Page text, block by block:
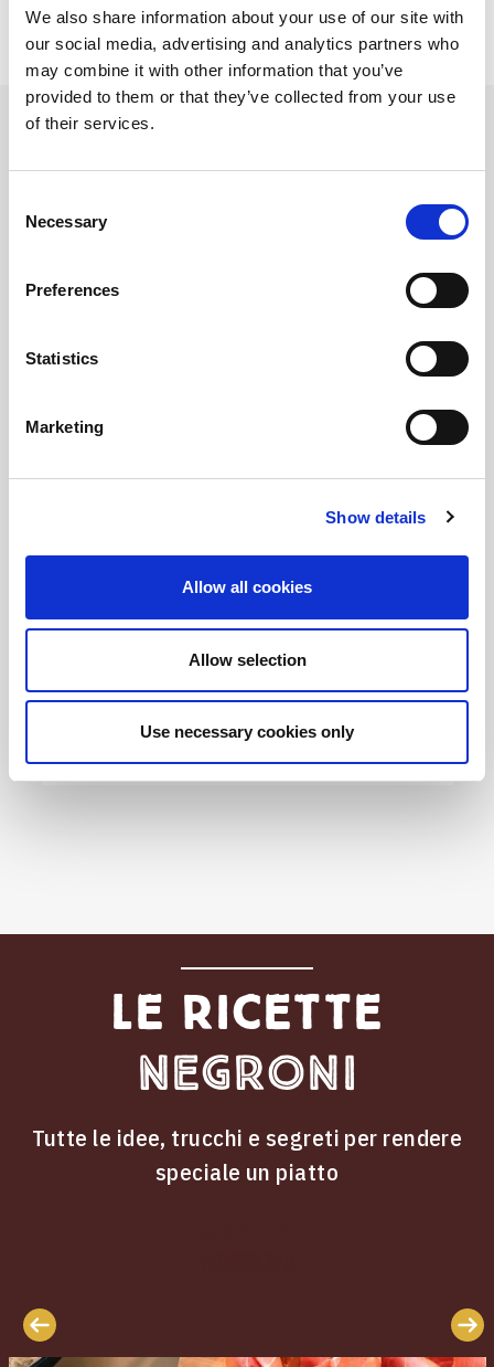
We also share information about your use of our site with
our social media, advertising and analytics partners who
may combine it with other information that you’ve
provided to them or that they’ve collected from your use
of their services.
Selection
Necessary
Preferences
Statistics
Marketing
Show details
Allow all cookies
Allow selection
Use necessary cookies only
Prodotti
Pancetta Affumicata
Le ricette
Negroni
Tutte le idee, trucchi e segreti per rendere
speciale un piatto